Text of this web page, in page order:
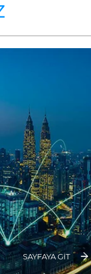
SAYFAYA GIT